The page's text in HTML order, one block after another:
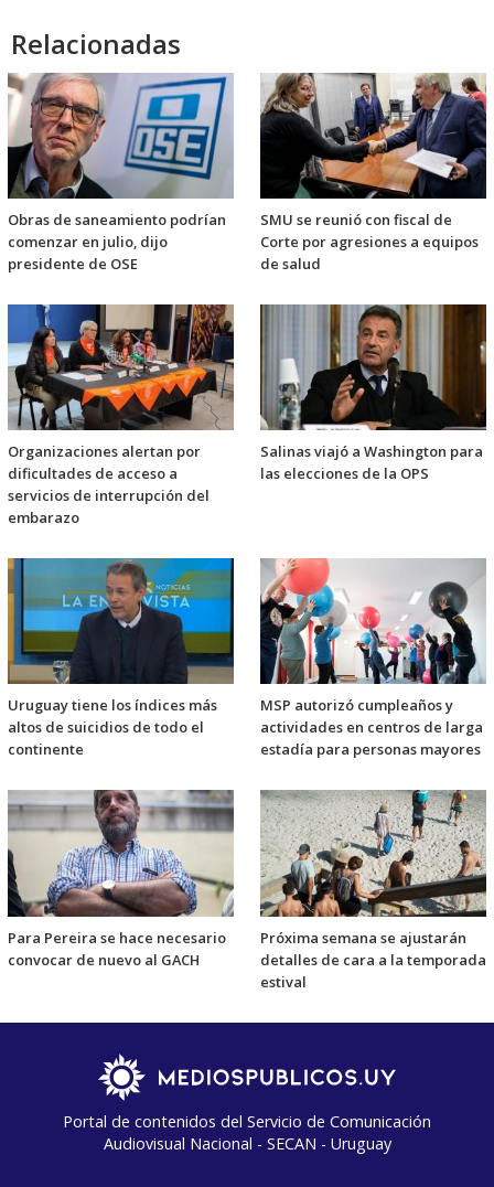
Relacionadas
Obras de saneamiento podrían
comenzar en julio, dijo
presidente de OSE
SMU se reunió con fiscal de
Corte por agresiones a equipos
de salud
Organizaciones alertan por
dificultades de acceso a
servicios de interrupción del
embarazo
Salinas viajó a Washington para
las elecciones de la OPS
Uruguay tiene los índices más
altos de suicidios de todo el
continente
MSP autorizó cumpleaños y
actividades en centros de larga
estadía para personas mayores
Para Pereira se hace necesario
convocar de nuevo al GACH
Próxima semana se ajustarán
detalles de cara a la temporada
estival
Portal de contenidos del Servicio de Comunicación
Audiovisual Nacional - SECAN - Uruguay